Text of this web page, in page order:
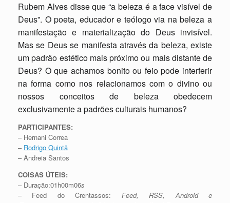
Rubem Alves disse que “a beleza é a face visível de
Deus”. O poeta, educador e teólogo via na beleza a
manifestação e materialização do Deus invisível.
Mas se Deus se manifesta através da beleza, existe
um padrão estético mais próximo ou mais distante de
Deus? O que achamos bonito ou feio pode interferir
na forma como nos relacionamos com o divino ou
nossos conceitos de beleza obedecem
exclusivamente a padrões culturais humanos?
PARTICIPANTES:
– Hernani Correa
– Rodrigo Quintã
– Andreia Santos
COISAS ÚTEIS:
– Duração:01h00m06s
– Feed do Crentassos: Feed, RSS, Android e